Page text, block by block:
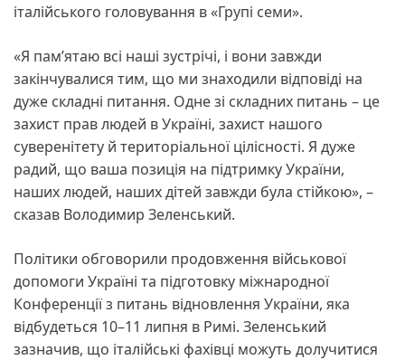
італійського головування в «Групі семи».
«Я памʼятаю всі наші зустрічі, і вони завжди
закінчувалися тим, що ми знаходили відповіді на
дуже складні питання. Одне зі складних питань – це
захист прав людей в Україні, захист нашого
суверенітету й територіальної цілісності. Я дуже
радий, що ваша позиція на підтримку України,
наших людей, наших дітей завжди була стійкою», –
сказав Володимир Зеленський.
Політики обговорили продовження військової
допомоги Україні та підготовку міжнародної
Конференції з питань відновлення України, яка
відбудеться 10–11 липня в Римі. Зеленський
зазначив, що італійські фахівці можуть долучитися